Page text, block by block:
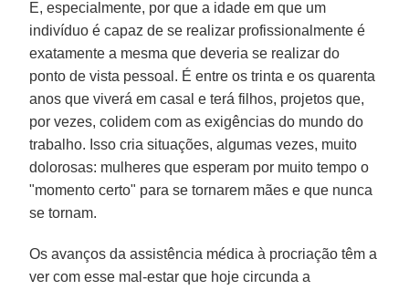
E, especialmente, por que a idade em que um
indivíduo é capaz de se realizar profissionalmente é
exatamente a mesma que deveria se realizar do
ponto de vista pessoal. É entre os trinta e os quarenta
anos que viverá em casal e terá filhos, projetos que,
por vezes, colidem com as exigências do mundo do
trabalho. Isso cria situações, algumas vezes, muito
dolorosas: mulheres que esperam por muito tempo o
"momento certo" para se tornarem mães e que nunca
se tornam.
Os avanços da assistência médica à procriação têm a
ver com esse mal-estar que hoje circunda a